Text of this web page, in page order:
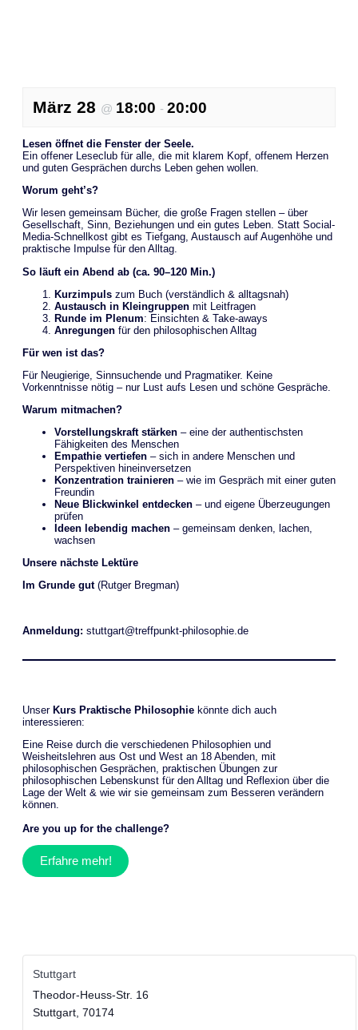
März 28 @ 18:00 - 20:00
Lesen öffnet die Fenster der Seele.
Ein offener Leseclub für alle, die mit klarem Kopf, offenem Herzen
und guten Gesprächen durchs Leben gehen wollen.
Worum geht’s?
Wir lesen gemeinsam Bücher, die große Fragen stellen – über
Gesellschaft, Sinn, Beziehungen und ein gutes Leben. Statt Social-
Media-Schnellkost gibt es Tiefgang, Austausch auf Augenhöhe und
praktische Impulse für den Alltag.
So läuft ein Abend ab (ca. 90–120 Min.)
Kurzimpuls zum Buch (verständlich & alltagsnah)
Austausch in Kleingruppen mit Leitfragen
Runde im Plenum: Einsichten & Take-aways
Anregungen für den philosophischen Alltag
Für wen ist das?
Für Neugierige, Sinnsuchende und Pragmatiker. Keine
Vorkenntnisse nötig – nur Lust aufs Lesen und schöne Gespräche.
Warum mitmachen?
Vorstellungskraft stärken – eine der authentischsten
Fähigkeiten des Menschen
Empathie vertiefen – sich in andere Menschen und
Perspektiven hineinversetzen
Konzentration trainieren – wie im Gespräch mit einer guten
Freundin
Neue Blickwinkel entdecken – und eigene Überzeugungen
prüfen
Ideen lebendig machen – gemeinsam denken, lachen,
wachsen
Unsere nächste Lektüre
Im Grunde gut(Rutger Bregman)
Anmeldung: stuttgart@treffpunkt-philosophie.de
Unser Kurs Praktische Philosophie könnte dich auch
interessieren:
Eine Reise durch die verschiedenen Philosophien und
Weisheitslehren aus Ost und West an 18 Abenden, mit
philosophischen Gesprächen, praktischen Übungen zur
philosophischen Lebenskunst für den Alltag und Reflexion über die
Lage der Welt & wie wir sie gemeinsam zum Besseren verändern
können.
Are you up for the challenge?
Erfahre mehr!
Stuttgart
Theodor-Heuss-Str. 16
Stuttgart, 70174